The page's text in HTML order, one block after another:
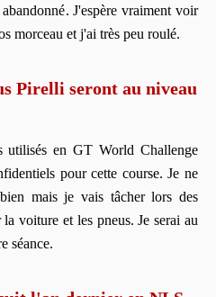
J'espère vraiment voir
morceau et j'ai très peu roulé.
Pirelli seront au niveau
utilisés en GT World Challenge
pour cette course. Je ne
mais je vais tâcher lors des
voiture et les pneus. Je serai au
séance.